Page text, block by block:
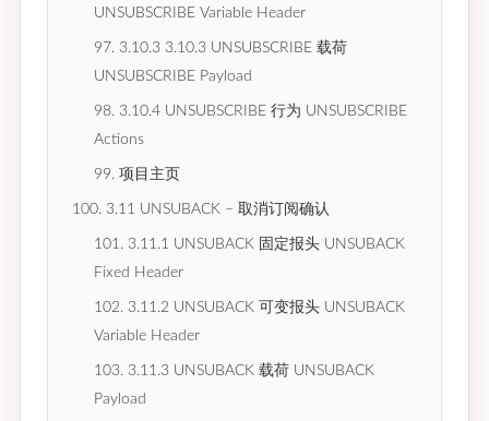
UNSUBSCRIBE Variable Header
97. 3.10.3 3.10.3 UNSUBSCRIBE 载荷
UNSUBSCRIBE Payload
98. 3.10.4 UNSUBSCRIBE 行为 UNSUBSCRIBE
Actions
99. 项目主页
100. 3.11 UNSUBACK – 取消订阅确认
101. 3.11.1 UNSUBACK 固定报头 UNSUBACK
Fixed Header
102. 3.11.2 UNSUBACK 可变报头 UNSUBACK
Variable Header
103. 3.11.3 UNSUBACK 载荷 UNSUBACK
Payload